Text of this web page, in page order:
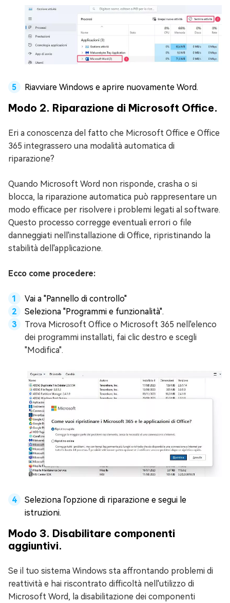
Riavviare Windows e aprire nuovamente Word.
Modo 2. Riparazione di Microsoft Office.
Eri a conoscenza del fatto che Microsoft Office e Office
365 integrassero una modalità automatica di
riparazione?
Quando Microsoft Word non risponde, crasha o si
blocca, la riparazione automatica può rappresentare un
modo efficace per risolvere i problemi legati al software.
Questo processo corregge eventuali errori o file
danneggiati nell'installazione di Office, ripristinando la
stabilità dell'applicazione.
Ecco come procedere:
Vai a "Pannello di controllo"
Seleziona "Programmi e funzionalità".
Trova Microsoft Office o Microsoft 365 nell'elenco
dei programmi installati, fai clic destro e scegli
"Modifica".
Seleziona l'opzione di riparazione e segui le
istruzioni.
Modo 3. Disabilitare componenti
aggiuntivi.
Se il tuo sistema Windows sta affrontando problemi di
reattività e hai riscontrato difficoltà nell'utilizzo di
Microsoft Word, la disabilitazione dei componenti